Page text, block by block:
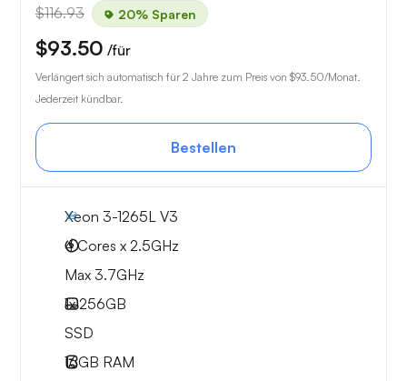
$116.93 20% Sparen
$93.50 /für
Verlängert sich automatisch für 2 Jahre zum Preis von $93.50/Monat.
Jederzeit kündbar.
Bestellen
Xeon 3-1265L V3
4 Cores x 2.5GHz
Max 3.7GHz
1x256GB
SSD
16GB RAM